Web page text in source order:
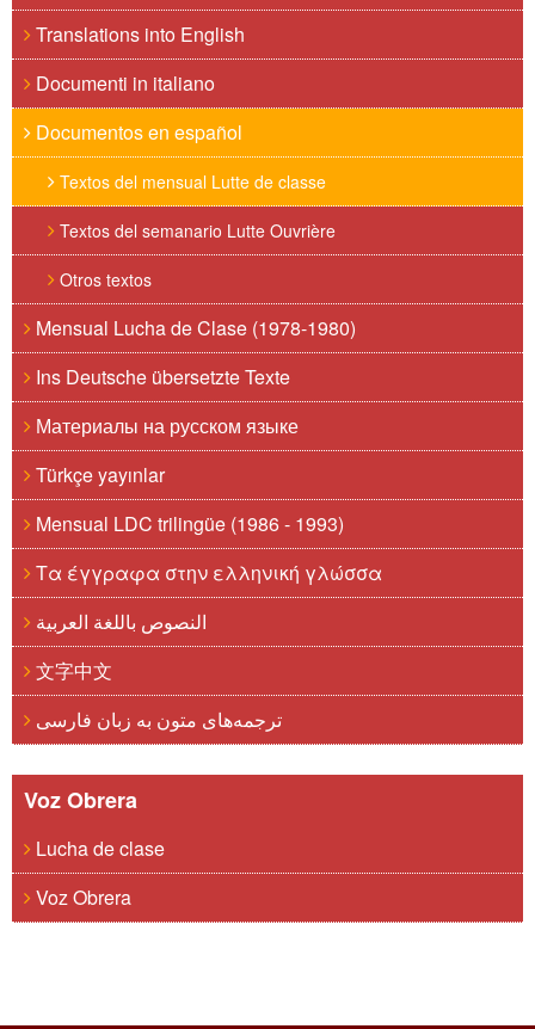
Translations into English
Documenti in italiano
Documentos en español
Textos del mensual Lutte de classe
Textos del semanario Lutte Ouvrière
Otros textos
Mensual Lucha de Clase (1978-1980)
Ins Deutsche übersetzte Texte
Материалы на русском языке
Türkçe yayınlar
Mensual LDC trilingüe (1986 - 1993)
Τα έγγραφα στην ελληνική γλώσσα
النصوص باللغة العربية
文字中文
ترجمه‌های متون به زبان فارسی
Voz Obrera
Lucha de clase
Voz Obrera